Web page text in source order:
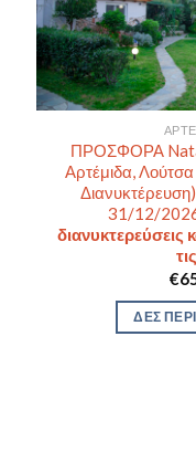
ΠΡΟΣΦΟΡΑ
Αρτέμιδα,
31/12/
διανυκτερεύσεις
€
ΔΕΣ